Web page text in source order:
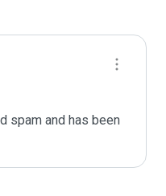
spam and has been